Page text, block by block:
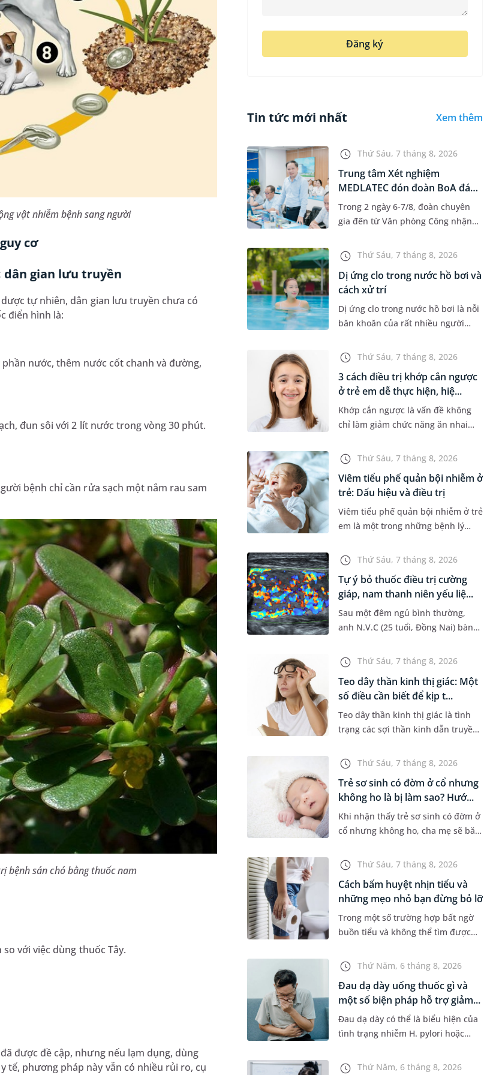
vật nhiễm bệnh sang người
cơ
dân gian lưu truyền
tự nhiên, dân gian lưu truyền chưa có
điển hình là:
nước, thêm nước cốt chanh và đường,
đun sôi với 2 lít nước trong vòng 30 phút.
bệnh chỉ cần rửa sạch một nắm rau sam
bệnh sán chó bằng thuốc nam
với việc dùng thuốc Tây.
được đề cập, nhưng nếu lạm dụng, dùng
tế, phương pháp này vẫn có nhiều rủi ro, cụ
Đăng ký
Tin tức mới nhất Xem thêm
Thứ Sáu, 7 tháng 8, 2026
Trung tâm Xét nghiệm
MEDLATEC đón đoàn BoA đánh
giá giám...
Trong 2 ngày 6-7/8, đoàn chuyên
gia đến từ Văn phòng Công nhận
nhận và đánh giá cao nỗ lực duy trì
hệ thống quản lý chất lượ...
Thứ Sáu, 7 tháng 8, 2026
Dị ứng clo trong nước hồ bơi và
cách xử trí
Dị ứng clo trong nước hồ bơi là nỗi
băn khoăn của rất nhiều người
trường hợp thường xuyên bơi ở
những hồ bơi nhân tạo. Bài v...
Thứ Sáu, 7 tháng 8, 2026
3 cách điều trị khớp cắn ngược
ở trẻ em dễ thực hiện, hiệ...
Khớp cắn ngược là vấn đề không
chỉ làm giảm chức năng ăn nhai
đối của khuôn mặt. Do đó, cần khắc
phục sớm tình trạng này để...
Thứ Sáu, 7 tháng 8, 2026
Viêm tiểu phế quản bội nhiễm ở
trẻ: Dấu hiệu và điều trị
Viêm tiểu phế quản bội nhiễm ở trẻ
em là một trong những bệnh lý
bùng phát vào thời điểm giao mùa.
Khi những tổn thương ban đầ...
Thứ Sáu, 7 tháng 8, 2026
Tự ý bỏ thuốc điều trị cường
giáp, nam thanh niên yếu liệ...
Sau một đêm ngủ bình thường,
anh N.V.C (25 tuổi, Đồng Nai) bàng
không thể vận động đi lại được. Kết
quả thăm khám tại Phòng...
Thứ Sáu, 7 tháng 8, 2026
Teo dây thần kinh thị giác: Một
số điều cần biết để kịp t...
Teo dây thần kinh thị giác là tình
trạng các sợi thần kinh dẫn truyền
thương và dần mất đi chức năng
hoạt động. Nếu điều trị m...
Thứ Sáu, 7 tháng 8, 2026
Trẻ sơ sinh có đờm ở cổ nhưng
không ho là bị làm sao? Hướ...
Khi nhận thấy trẻ sơ sinh có đờm ở
cổ nhưng không ho, cha mẹ sẽ băn
đường hô hấp hay không. Những
chia sẻ dưới đây sẽ giúp ch...
Thứ Sáu, 7 tháng 8, 2026
Cách bấm huyệt nhịn tiểu và
những mẹo nhỏ bạn đừng bỏ lỡ
Trong một số trường hợp bất ngờ
buồn tiểu và không thể tìm được
dụng phương pháp bấm huyệt
nhịn tiểu. Vậy cách bấm huyệt
nhịn...
Thứ Năm, 6 tháng 8, 2026
Đau dạ dày uống thuốc gì và
một số biện pháp hỗ trợ giảm...
Đau dạ dày có thể là biểu hiện của
tình trạng nhiễm H. pylori hoặc
Dựa theo nguyên nhân cụ thể, bác
Thứ Năm, 6 tháng 8, 2026